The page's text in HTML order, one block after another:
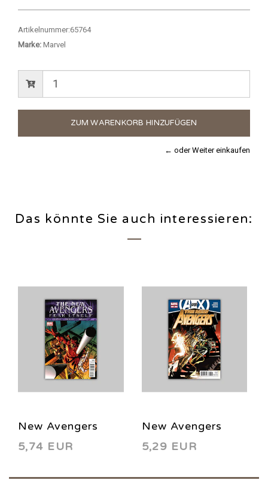
Artikelnummer:65764
Marke: Marvel
← oder Weiter einkaufen
Das könnte Sie auch interessieren:
New Avengers
(Vol. 2) 16 2011
5,74 EUR
New Avengers
(Vol. 2) 26 2012
5,29 EUR